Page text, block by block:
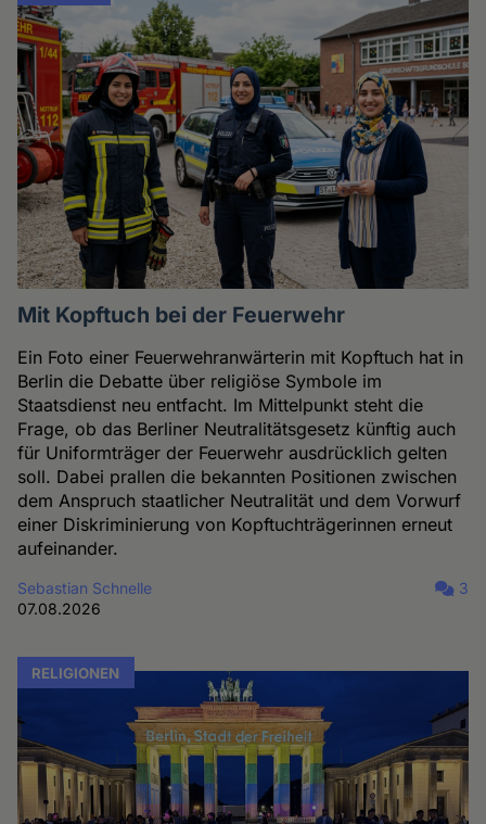
Mit Kopftuch bei der Feuerwehr
Ein Foto einer Feuerwehranwärterin mit Kopftuch hat in
Berlin die Debatte über religiöse Symbole im
Staatsdienst neu entfacht. Im Mittelpunkt steht die
Frage, ob das Berliner Neutralitätsgesetz künftig auch
für Uniformträger der Feuerwehr ausdrücklich gelten
soll. Dabei prallen die bekannten Positionen zwischen
dem Anspruch staatlicher Neutralität und dem Vorwurf
einer Diskriminierung von Kopftuchträgerinnen erneut
aufeinander.
Sebastian Schnelle
07.08.2026
3
RELIGIONEN